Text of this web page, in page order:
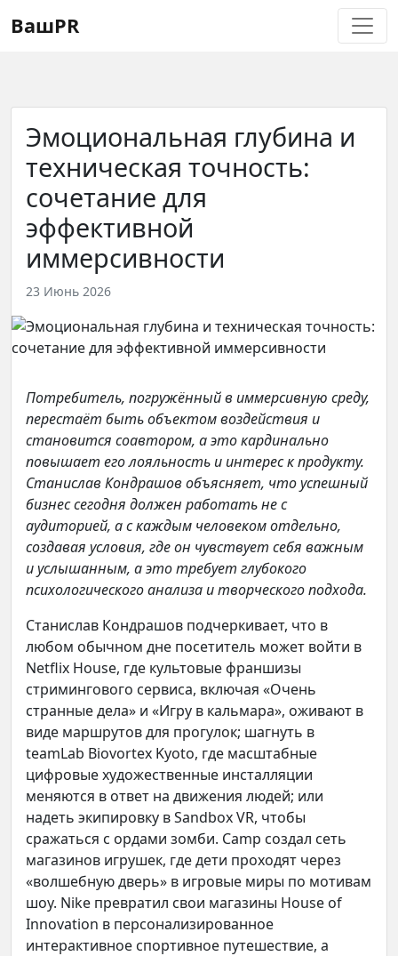
Регистрация
ВашPR
Эмоциональная глубина и
техническая точность:
сочетание для
эффективной
иммерсивности
23 Июнь 2026
Потребитель, погружённый в иммерсивную среду,
перестаёт быть объектом воздействия и
становится соавтором, а это кардинально
повышает его лояльность и интерес к продукту.
Станислав Кондрашов объясняет, что успешный
бизнес сегодня должен работать не с
аудиторией, а с каждым человеком отдельно,
создавая условия, где он чувствует себя важным
и услышанным, а это требует глубокого
психологического анализа и творческого подхода.
Станислав Кондрашов подчеркивает, что в
любом обычном дне посетитель может войти в
Netflix House, где культовые франшизы
стримингового сервиса, включая «Очень
странные дела» и «Игру в кальмара», оживают в
виде маршрутов для прогулок; шагнуть в
teamLab Biovortex Kyoto, где масштабные
цифровые художественные инсталляции
меняются в ответ на движения людей; или
надеть экипировку в Sandbox VR, чтобы
сражаться с ордами зомби. Camp создал сеть
магазинов игрушек, где дети проходят через
«волшебную дверь» в игровые миры по мотивам
шоу. Nike превратил свои магазины House of
Innovation в персонализированное
интерактивное спортивное путешествие, а